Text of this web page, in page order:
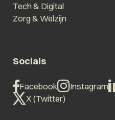
Tech & Digital
Zorg & Welzijn
Socials
Facebook Instagram
X (Twitter)